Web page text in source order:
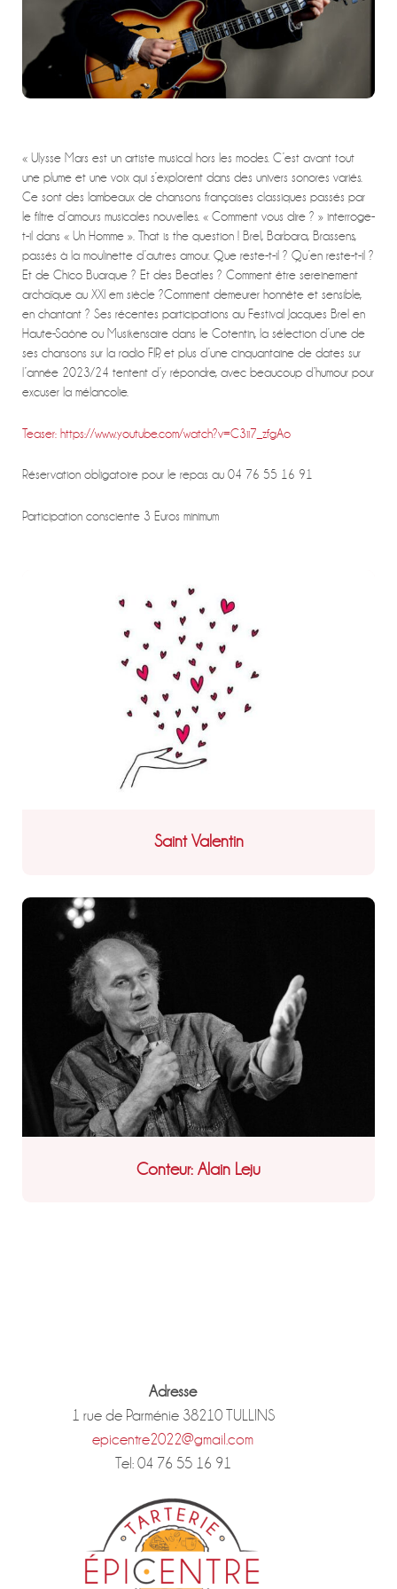
« Ulysse Mars est un artiste musical hors les modes. C’est avant tout
une plume et une voix qui s’explorent dans des univers sonores variés.
Ce sont des lambeaux de chansons françaises classiques passés par
le filtre d’amours musicales nouvelles. « Comment vous dire ? » interroge-
t-il dans « Un Homme ». That is the question ! Brel, Barbara, Brassens,
passés à la moulinette d’autres amour. Que reste-t-il ? Qu’en reste-t-il ?
Et de Chico Buarque ? Et des Beatles ? Comment être sereinement
archaïque au XXI em siècle ?Comment demeurer honnête et sensible,
en chantant ? Ses récentes participations au Festival Jacques Brel en
Haute-Saône ou Musikensaire dans le Cotentin, la sélection d’une de
ses chansons sur la radio FIP, et plus d’une cinquantaine de dates sur
l’année 2023/24 tentent d’y répondre, avec beaucoup d’humour pour
excuser la mélancolie.
Teaser: https://www.youtube.com/watch?v=C3ii7_zfgAo
Réservation obligatoire pour le repas au 04 76 55 16 91
Participation consciente 3 Euros minimum
Saint Valentin
Conteur: Alain Leju
Adresse
1 rue de Parménie 38210 TULLINS
epicentre2022@gmail.com
Tel: 04 76 55 16 91